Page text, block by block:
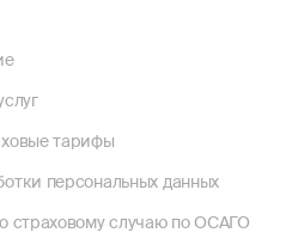
тарифы
персональных данных
страховому случаю по ОСАГО